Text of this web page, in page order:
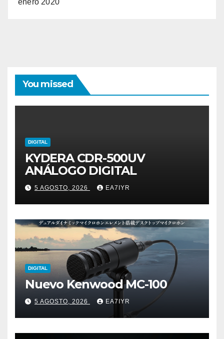
enero 2020
You missed
DIGITAL
KYDERA CDR-500UV
ANÁLOGO DIGITAL
5 AGOSTO, 2026 EA7IYR
DIGITAL
Nuevo Kenwood MC-100
5 AGOSTO, 2026 EA7IYR